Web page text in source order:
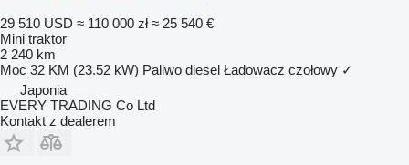
29 510 USD ≈ 110 000 zł ≈ 25 540 €
Mini traktor
2 240 km
Moc 32 KM (23.52 kW) Paliwo diesel Ładowacz czołowy ✓
Japonia
EVERY TRADING Co Ltd
Kontakt z dealerem